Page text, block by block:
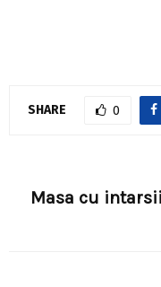
SHARE 0
Masa cu